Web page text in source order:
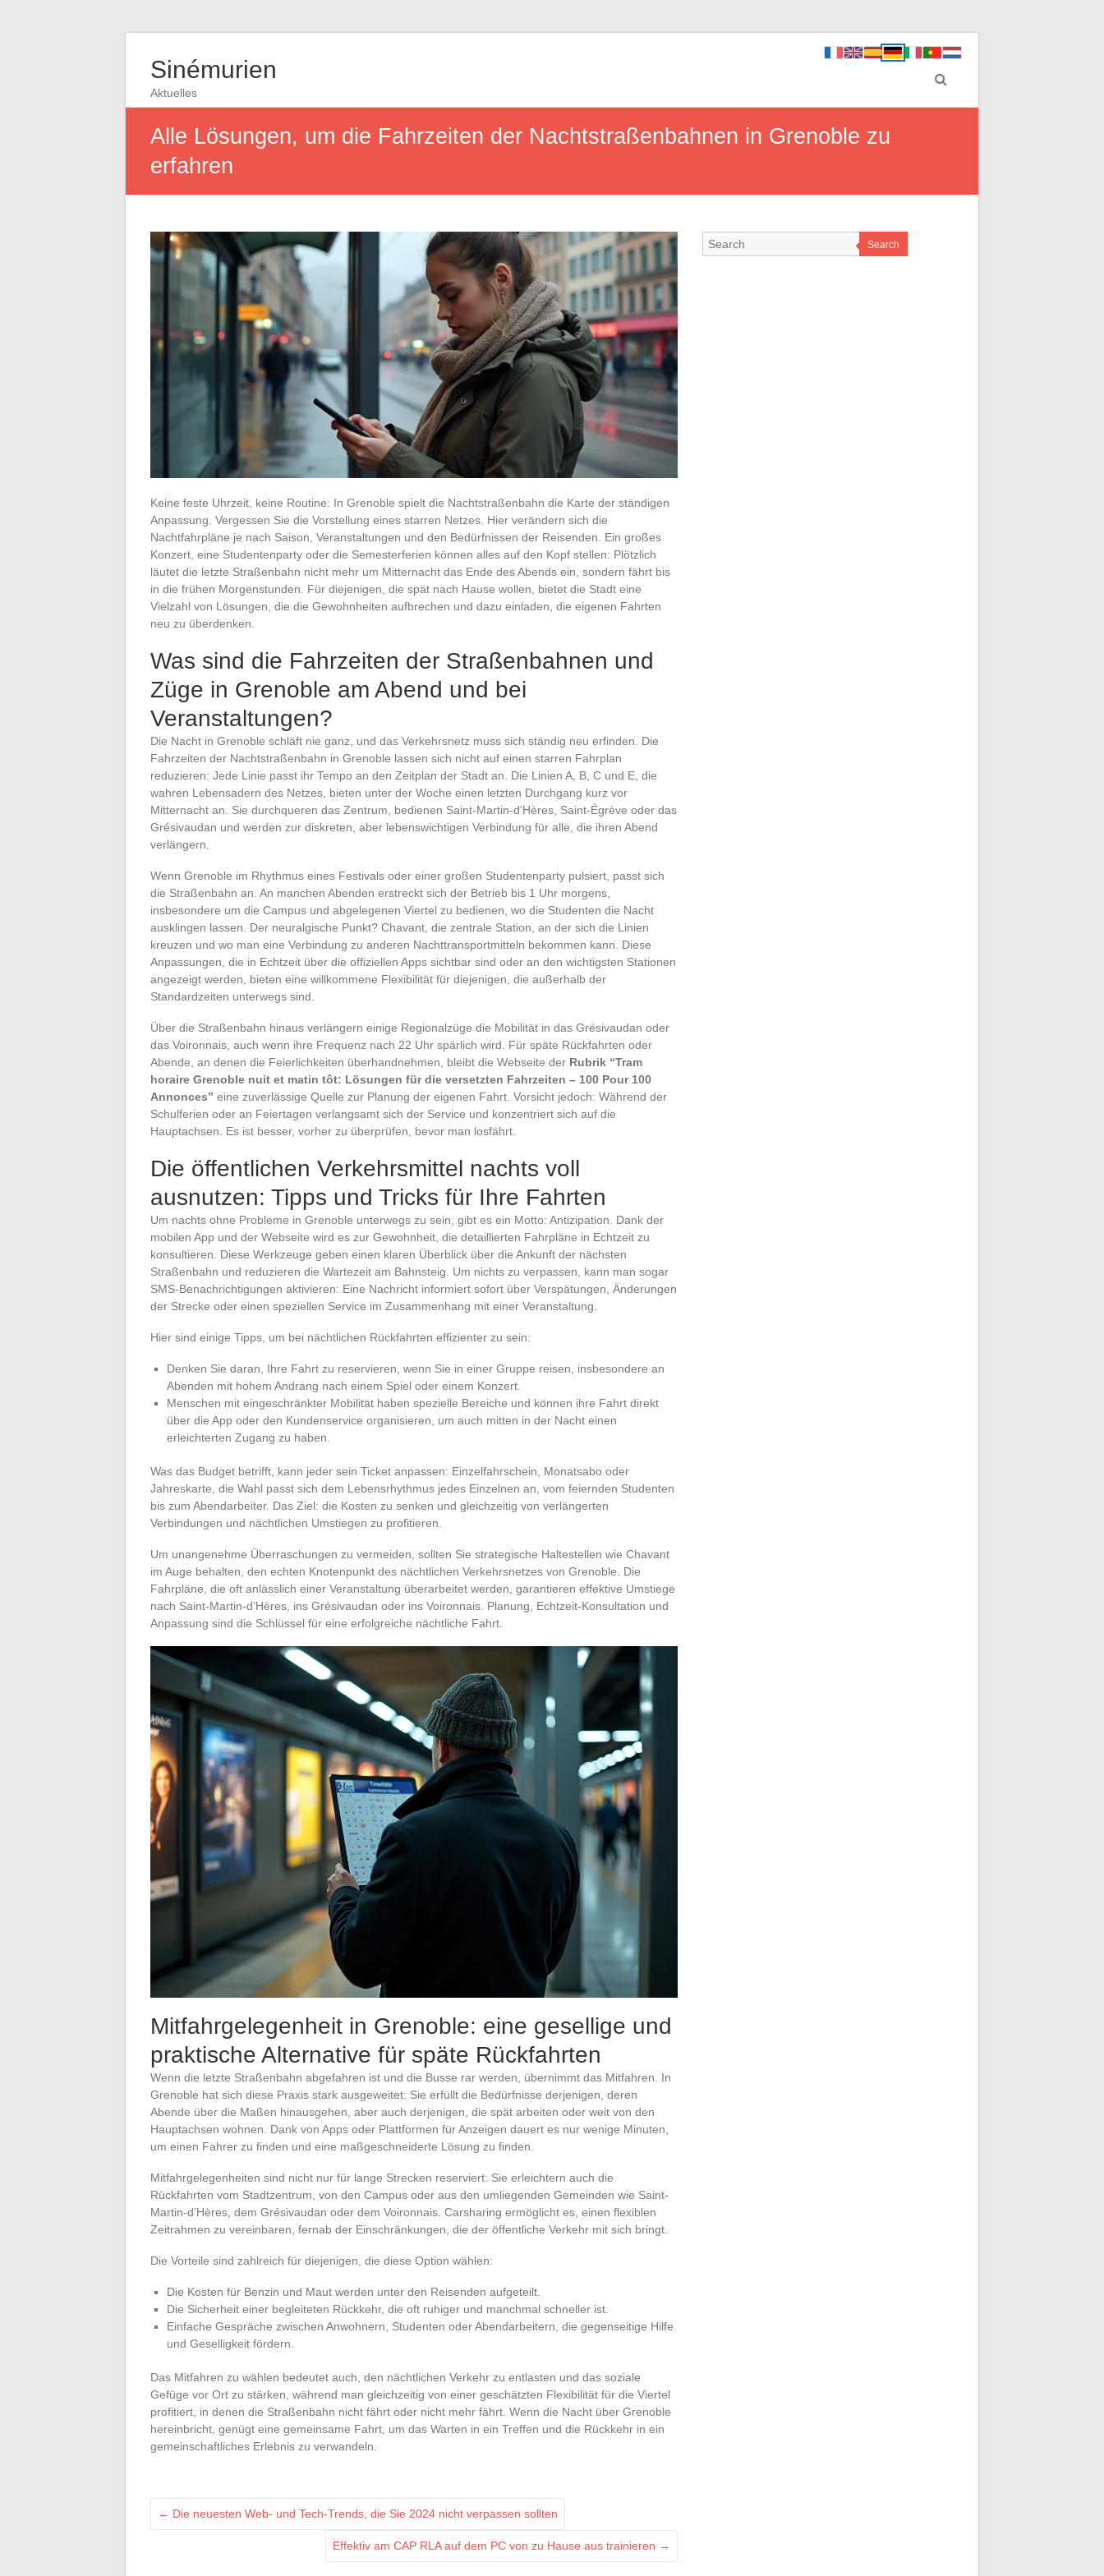
Sinémurien
Aktuelles
Alle Lösungen, um die Fahrzeiten der Nachtstraßenbahnen in Grenoble zu
erfahren
Keine feste Uhrzeit, keine Routine: In Grenoble spielt die Nachtstraßenbahn die Karte der ständigen
Anpassung. Vergessen Sie die Vorstellung eines starren Netzes. Hier verändern sich die
Nachtfahrpläne je nach Saison, Veranstaltungen und den Bedürfnissen der Reisenden. Ein großes
Konzert, eine Studentenparty oder die Semesterferien können alles auf den Kopf stellen: Plötzlich
läutet die letzte Straßenbahn nicht mehr um Mitternacht das Ende des Abends ein, sondern fährt bis
in die frühen Morgenstunden. Für diejenigen, die spät nach Hause wollen, bietet die Stadt eine
Vielzahl von Lösungen, die die Gewohnheiten aufbrechen und dazu einladen, die eigenen Fahrten
neu zu überdenken.
Was sind die Fahrzeiten der Straßenbahnen und
Züge in Grenoble am Abend und bei
Veranstaltungen?
Die Nacht in Grenoble schläft nie ganz, und das Verkehrsnetz muss sich ständig neu erfinden. Die
Fahrzeiten der Nachtstraßenbahn in Grenoble lassen sich nicht auf einen starren Fahrplan
reduzieren: Jede Linie passt ihr Tempo an den Zeitplan der Stadt an. Die Linien A, B, C und E, die
wahren Lebensadern des Netzes, bieten unter der Woche einen letzten Durchgang kurz vor
Mitternacht an. Sie durchqueren das Zentrum, bedienen Saint-Martin-d’Hères, Saint-Égrève oder das
Grésivaudan und werden zur diskreten, aber lebenswichtigen Verbindung für alle, die ihren Abend
verlängern.
Wenn Grenoble im Rhythmus eines Festivals oder einer großen Studentenparty pulsiert, passt sich
die Straßenbahn an. An manchen Abenden erstreckt sich der Betrieb bis 1 Uhr morgens,
insbesondere um die Campus und abgelegenen Viertel zu bedienen, wo die Studenten die Nacht
ausklingen lassen. Der neuralgische Punkt? Chavant, die zentrale Station, an der sich die Linien
kreuzen und wo man eine Verbindung zu anderen Nachttransportmitteln bekommen kann. Diese
Anpassungen, die in Echtzeit über die offiziellen Apps sichtbar sind oder an den wichtigsten Stationen
angezeigt werden, bieten eine willkommene Flexibilität für diejenigen, die außerhalb der
Standardzeiten unterwegs sind.
Über die Straßenbahn hinaus verlängern einige Regionalzüge die Mobilität in das Grésivaudan oder
das Voironnais, auch wenn ihre Frequenz nach 22 Uhr spärlich wird. Für späte Rückfahrten oder
Abende, an denen die Feierlichkeiten überhandnehmen, bleibt die Webseite der Rubrik “Tram
horaire Grenoble nuit et matin tôt: Lösungen für die versetzten Fahrzeiten – 100 Pour 100
Annonces” eine zuverlässige Quelle zur Planung der eigenen Fahrt. Vorsicht jedoch: Während der
Schulferien oder an Feiertagen verlangsamt sich der Service und konzentriert sich auf die
Hauptachsen. Es ist besser, vorher zu überprüfen, bevor man losfährt.
Die öffentlichen Verkehrsmittel nachts voll
ausnutzen: Tipps und Tricks für Ihre Fahrten
Um nachts ohne Probleme in Grenoble unterwegs zu sein, gibt es ein Motto: Antizipation. Dank der
mobilen App und der Webseite wird es zur Gewohnheit, die detaillierten Fahrpläne in Echtzeit zu
konsultieren. Diese Werkzeuge geben einen klaren Überblick über die Ankunft der nächsten
Straßenbahn und reduzieren die Wartezeit am Bahnsteig. Um nichts zu verpassen, kann man sogar
SMS-Benachrichtigungen aktivieren: Eine Nachricht informiert sofort über Verspätungen, Änderungen
der Strecke oder einen speziellen Service im Zusammenhang mit einer Veranstaltung.
Hier sind einige Tipps, um bei nächtlichen Rückfahrten effizienter zu sein:
Denken Sie daran, Ihre Fahrt zu reservieren, wenn Sie in einer Gruppe reisen, insbesondere an
Abenden mit hohem Andrang nach einem Spiel oder einem Konzert.
Menschen mit eingeschränkter Mobilität haben spezielle Bereiche und können ihre Fahrt direkt
über die App oder den Kundenservice organisieren, um auch mitten in der Nacht einen
erleichterten Zugang zu haben.
Was das Budget betrifft, kann jeder sein Ticket anpassen: Einzelfahrschein, Monatsabo oder
Jahreskarte, die Wahl passt sich dem Lebensrhythmus jedes Einzelnen an, vom feiernden Studenten
bis zum Abendarbeiter. Das Ziel: die Kosten zu senken und gleichzeitig von verlängerten
Verbindungen und nächtlichen Umstiegen zu profitieren.
Um unangenehme Überraschungen zu vermeiden, sollten Sie strategische Haltestellen wie Chavant
im Auge behalten, den echten Knotenpunkt des nächtlichen Verkehrsnetzes von Grenoble. Die
Fahrpläne, die oft anlässlich einer Veranstaltung überarbeitet werden, garantieren effektive Umstiege
nach Saint-Martin-d’Hères, ins Grésivaudan oder ins Voironnais. Planung, Echtzeit-Konsultation und
Anpassung sind die Schlüssel für eine erfolgreiche nächtliche Fahrt.
Mitfahrgelegenheit in Grenoble: eine gesellige und
praktische Alternative für späte Rückfahrten
Wenn die letzte Straßenbahn abgefahren ist und die Busse rar werden, übernimmt das Mitfahren. In
Grenoble hat sich diese Praxis stark ausgeweitet: Sie erfüllt die Bedürfnisse derjenigen, deren
Abende über die Maßen hinausgehen, aber auch derjenigen, die spät arbeiten oder weit von den
Hauptachsen wohnen. Dank von Apps oder Plattformen für Anzeigen dauert es nur wenige Minuten,
um einen Fahrer zu finden und eine maßgeschneiderte Lösung zu finden.
Mitfahrgelegenheiten sind nicht nur für lange Strecken reserviert: Sie erleichtern auch die
Rückfahrten vom Stadtzentrum, von den Campus oder aus den umliegenden Gemeinden wie Saint-
Martin-d’Hères, dem Grésivaudan oder dem Voironnais. Carsharing ermöglicht es, einen flexiblen
Zeitrahmen zu vereinbaren, fernab der Einschränkungen, die der öffentliche Verkehr mit sich bringt.
Die Vorteile sind zahlreich für diejenigen, die diese Option wählen:
Die Kosten für Benzin und Maut werden unter den Reisenden aufgeteilt.
Die Sicherheit einer begleiteten Rückkehr, die oft ruhiger und manchmal schneller ist.
Einfache Gespräche zwischen Anwohnern, Studenten oder Abendarbeitern, die gegenseitige Hilfe
und Geselligkeit fördern.
Das Mitfahren zu wählen bedeutet auch, den nächtlichen Verkehr zu entlasten und das soziale
Gefüge vor Ort zu stärken, während man gleichzeitig von einer geschätzten Flexibilität für die Viertel
profitiert, in denen die Straßenbahn nicht fährt oder nicht mehr fährt. Wenn die Nacht über Grenoble
hereinbricht, genügt eine gemeinsame Fahrt, um das Warten in ein Treffen und die Rückkehr in ein
gemeinschaftliches Erlebnis zu verwandeln.
← Die neuesten Web- und Tech-Trends, die Sie 2024 nicht verpassen sollten
Effektiv am CAP RLA auf dem PC von zu Hause aus trainieren →
Search